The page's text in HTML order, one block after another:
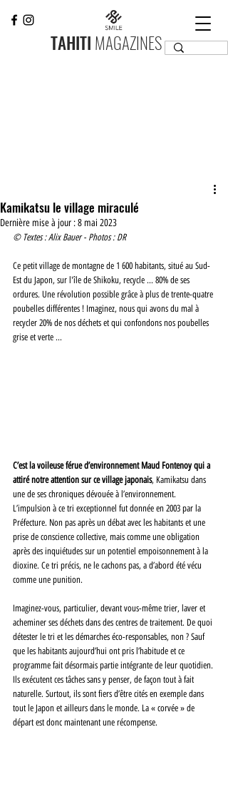
TAHITI MAGAZINES
Kamikatsu le village miraculé
Dernière mise à jour :8 mai 2023
© Textes : Alix Bauer - Photos : DR
Ce petit village de montagne de 1 600 habitants, situé au Sud-
Est du Japon, sur l'île de Shikoku, recycle ... 80% de ses
ordures. Une révolution possible grâce à plus de trente-quatre
poubelles différentes ! Imaginez, nous qui avons du mal à
recycler 20% de nos déchets et qui confondons nos poubelles
grise et verte ...
C’est la voileuse férue d’environnement Maud Fontenoy qui a
attiré notre attention sur ce village japonais, Kamikatsu dans
une de ses chroniques dévouée à l’environnement.
L’impulsion à ce tri exceptionnel fut donnée en 2003 par la
Préfecture. Non pas après un débat avec les habitants et une
prise de conscience collective, mais comme une obligation
après des inquiétudes sur un potentiel empoisonnement à la
dioxine. Ce tri précis, ne le cachons pas, a d’abord été vécu
comme une punition.
Imaginez-vous, particulier, devant vous-même trier, laver et
acheminer ses déchets dans des centres de traitement. De quoi
détester le tri et les démarches éco-responsables, non ? Sauf
que les habitants aujourd’hui ont pris l’habitude et ce
programme fait désormais partie intégrante de leur quotidien.
Ils exécutent ces tâches sans y penser, de façon tout à fait
naturelle. Surtout, ils sont fiers d’être cités en exemple dans
tout le Japon et ailleurs dans le monde. La « corvée » de
départ est donc maintenant une récompense.